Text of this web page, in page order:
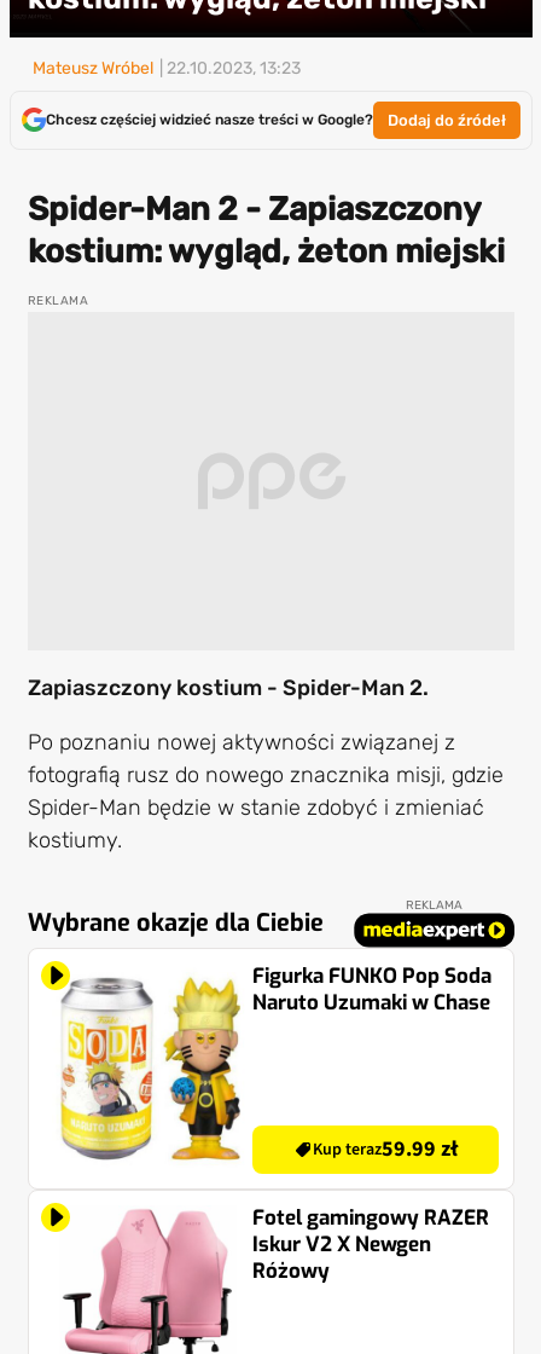
Mateusz Wróbel | 22.10.2023, 13:23
Chcesz częściej widzieć nasze treści w Google? Dodaj do źródeł
Spider-Man 2 - Zapiaszczony
kostium: wygląd, żeton miejski
Zapiaszczony kostium - Spider-Man 2.
Po poznaniu nowej aktywności związanej z
fotografią rusz do nowego znacznika misji, gdzie
Spider-Man będzie w stanie zdobyć i zmieniać
kostiumy.
Wybrane okazje dla Ciebie
REKLAMA
Figurka FUNKO Pop Soda
Naruto Uzumaki w Chase
Kup teraz59.99 zł
Fotel gamingowy RAZER
Iskur V2 X Newgen
Różowy